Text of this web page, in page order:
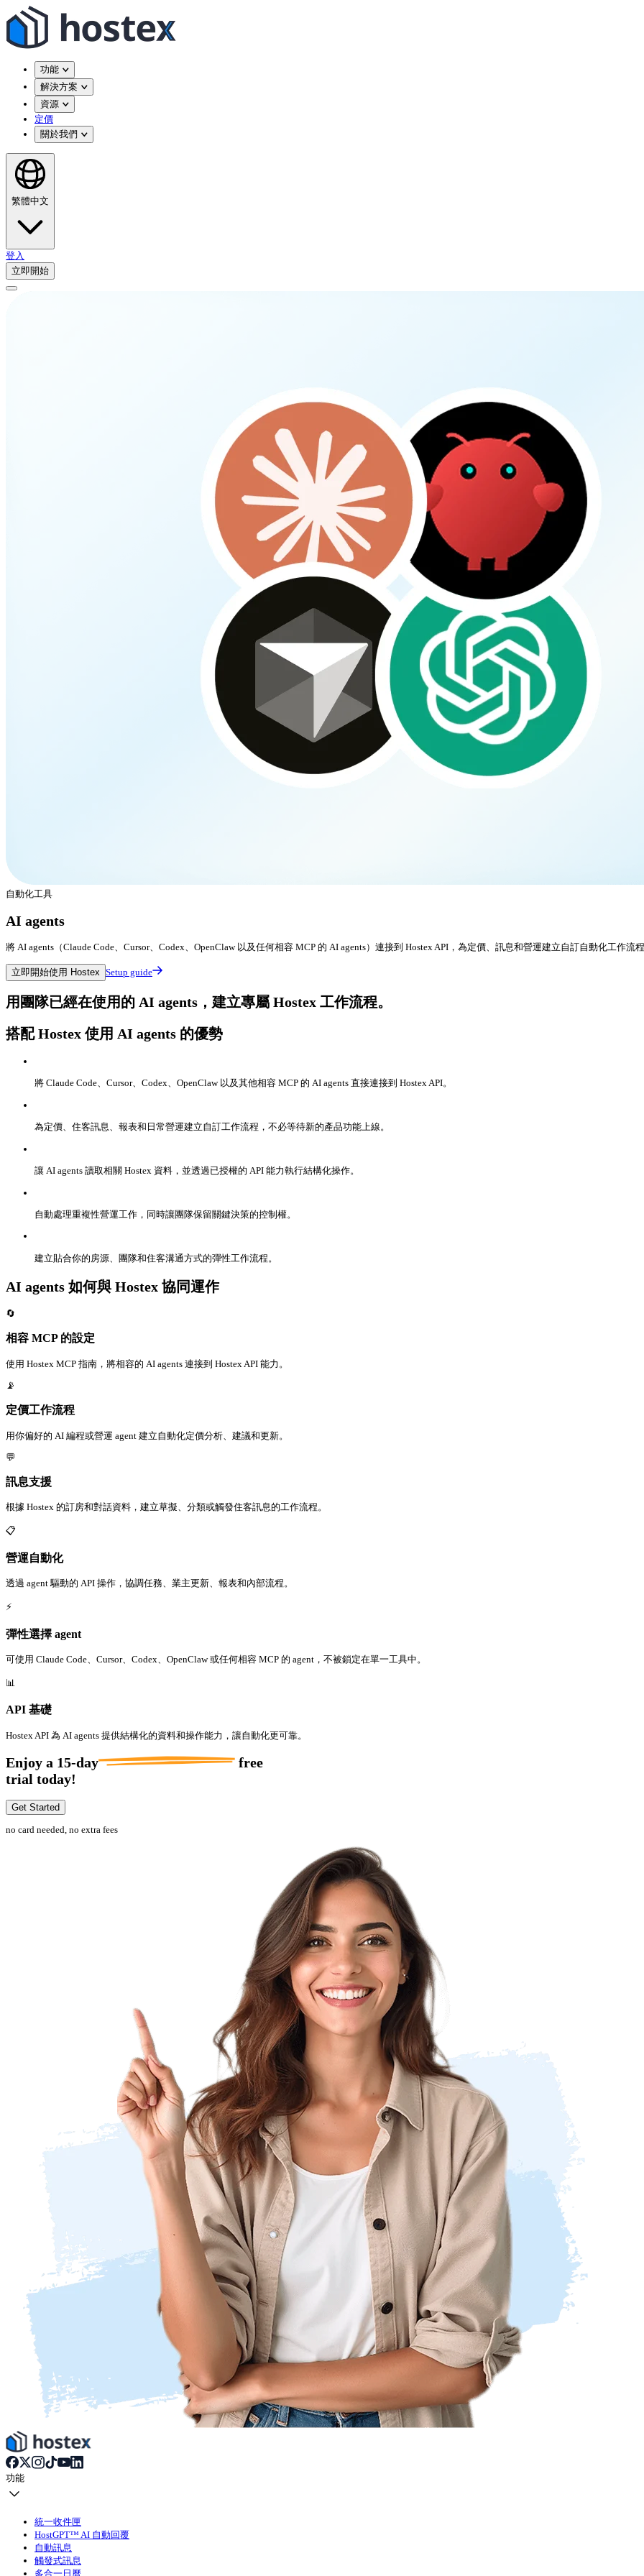
功能
解決方案
資源
定價
關於我們
繁體中文
登入
立即開始
自動化工具
AI agents
將 AI agents（Claude Code、Cursor、Codex、OpenClaw 以及任何相容 MCP 的 AI agents）連接到 Hostex API，為定價、訊息和營運建立自訂自動化工作流
立即開始使用 Hostex Setup guide
用團隊已經在使用的 AI agents，建立專屬 Hostex 工作流程。
搭配 Hostex 使用 AI agents 的優勢
將 Claude Code、Cursor、Codex、OpenClaw 以及其他相容 MCP 的 AI agents 直接連接到 Hostex API。
為定價、住客訊息、報表和日常營運建立自訂工作流程，不必等待新的產品功能上線。
讓 AI agents 讀取相關 Hostex 資料，並透過已授權的 API 能力執行結構化操作。
自動處理重複性營運工作，同時讓團隊保留關鍵決策的控制權。
建立貼合你的房源、團隊和住客溝通方式的彈性工作流程。
AI agents 如何與 Hostex 協同運作
🔄
相容 MCP 的設定
使用 Hostex MCP 指南，將相容的 AI agents 連接到 Hostex API 能力。
📡
定價工作流程
用你偏好的 AI 編程或營運 agent 建立自動化定價分析、建議和更新。
💬
訊息支援
根據 Hostex 的訂房和對話資料，建立草擬、分類或觸發住客訊息的工作流程。
📋
營運自動化
透過 agent 驅動的 API 操作，協調任務、業主更新、報表和內部流程。
⚡
彈性選擇 agent
可使用 Claude Code、Cursor、Codex、OpenClaw 或任何相容 MCP 的 agent，不被鎖定在單一工具中。
📊
API 基礎
Hostex API 為 AI agents 提供結構化的資料和操作能力，讓自動化更可靠。
Enjoy a 15-day
free
trial today!
Get Started
no card needed, no extra fees
功能
統一收件匣
HostGPT™ AI 自動回覆
自動訊息
觸發式訊息
多合一日曆